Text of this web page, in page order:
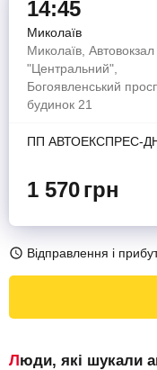
14:45
Миколаїв
Миколаїв, Автовокзал
"Центральний",
Богоявленський
будинок 21
ПП АВТОЕКСПРЕС-
1 570грн
Відправлення і
Люди, які шукали автобуси Миколаїв – Кишинів,